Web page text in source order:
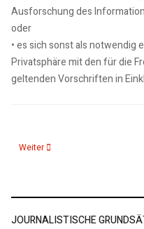
Ausforschung des
oder
• es sich sonst als notwendig
Privatsphäre mit den für die
geltenden Vorschriften in
Nächster Beitrag: AGB
Weiter
JOURNALISTISCHE